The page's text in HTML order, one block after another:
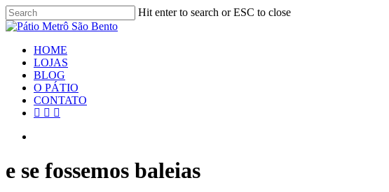
Skip
to
content
Hit enter to search or ESC to close
Close
search
Menu
HOME
LOJAS
BLOG
O PÁTIO
CONTATO
facebook
youtube
instagram
e se fossemos baleias